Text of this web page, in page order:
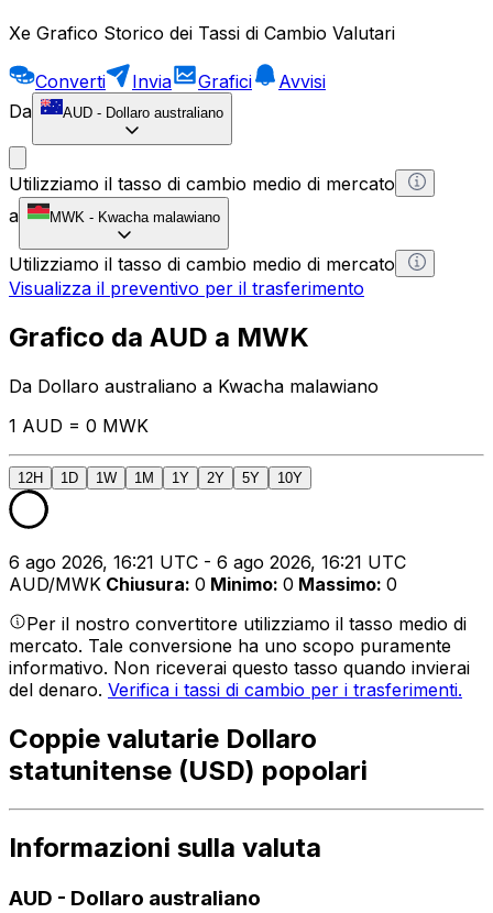
Xe Grafico Storico dei Tassi di Cambio Valutari
Converti Invia Grafici
Avvisi
Da
AUD - Dollaro australiano
Utilizziamo il tasso di cambio medio di mercato
a
MWK - Kwacha malawiano
Utilizziamo il tasso di cambio medio di mercato
Visualizza il preventivo per il trasferimento
Grafico da AUD a MWK
Da Dollaro australiano a Kwacha malawiano
1 AUD = 0 MWK
12H 1D 1W 1M 1Y 2Y 5Y 10Y
6 ago 2026, 16:21 UTC - 6 ago 2026, 16:21 UTC
AUD/MWK Chiusura: 0 Minimo: 0 Massimo: 0
Per il nostro convertitore utilizziamo il tasso medio di
mercato. Tale conversione ha uno scopo puramente
informativo. Non riceverai questo tasso quando invierai
del denaro. Verifica i tassi di cambio per i trasferimenti.
Coppie valutarie Dollaro
statunitense (USD) popolari
Informazioni sulla valuta
AUD - Dollaro australiano